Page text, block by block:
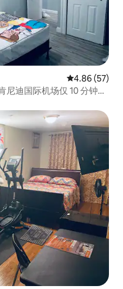
平均评分
4.86 (57)
迪国际机场仅 10 分钟车